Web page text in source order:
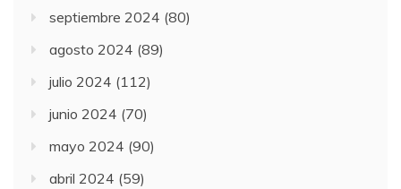
septiembre 2024 (80)
agosto 2024 (89)
julio 2024 (112)
junio 2024 (70)
mayo 2024 (90)
abril 2024 (59)